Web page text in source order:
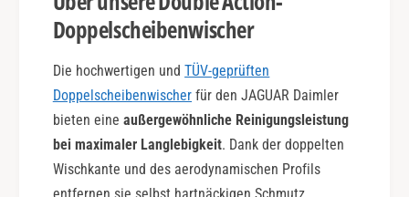
e
s
c
e
i
b
e
Doppelscheibenwischer
Die hochwertigen undTÜV-geprüften
Doppelscheibenwischer für den JAGUAR Daimler
bieten eine außergewöhnliche Reinigungsleistung
bei maximaler Langlebigkeit. Dank der doppelten
Wischkante und des aerodynamischen Profils
entfernen sie selbst hartnäckigen Schmutz